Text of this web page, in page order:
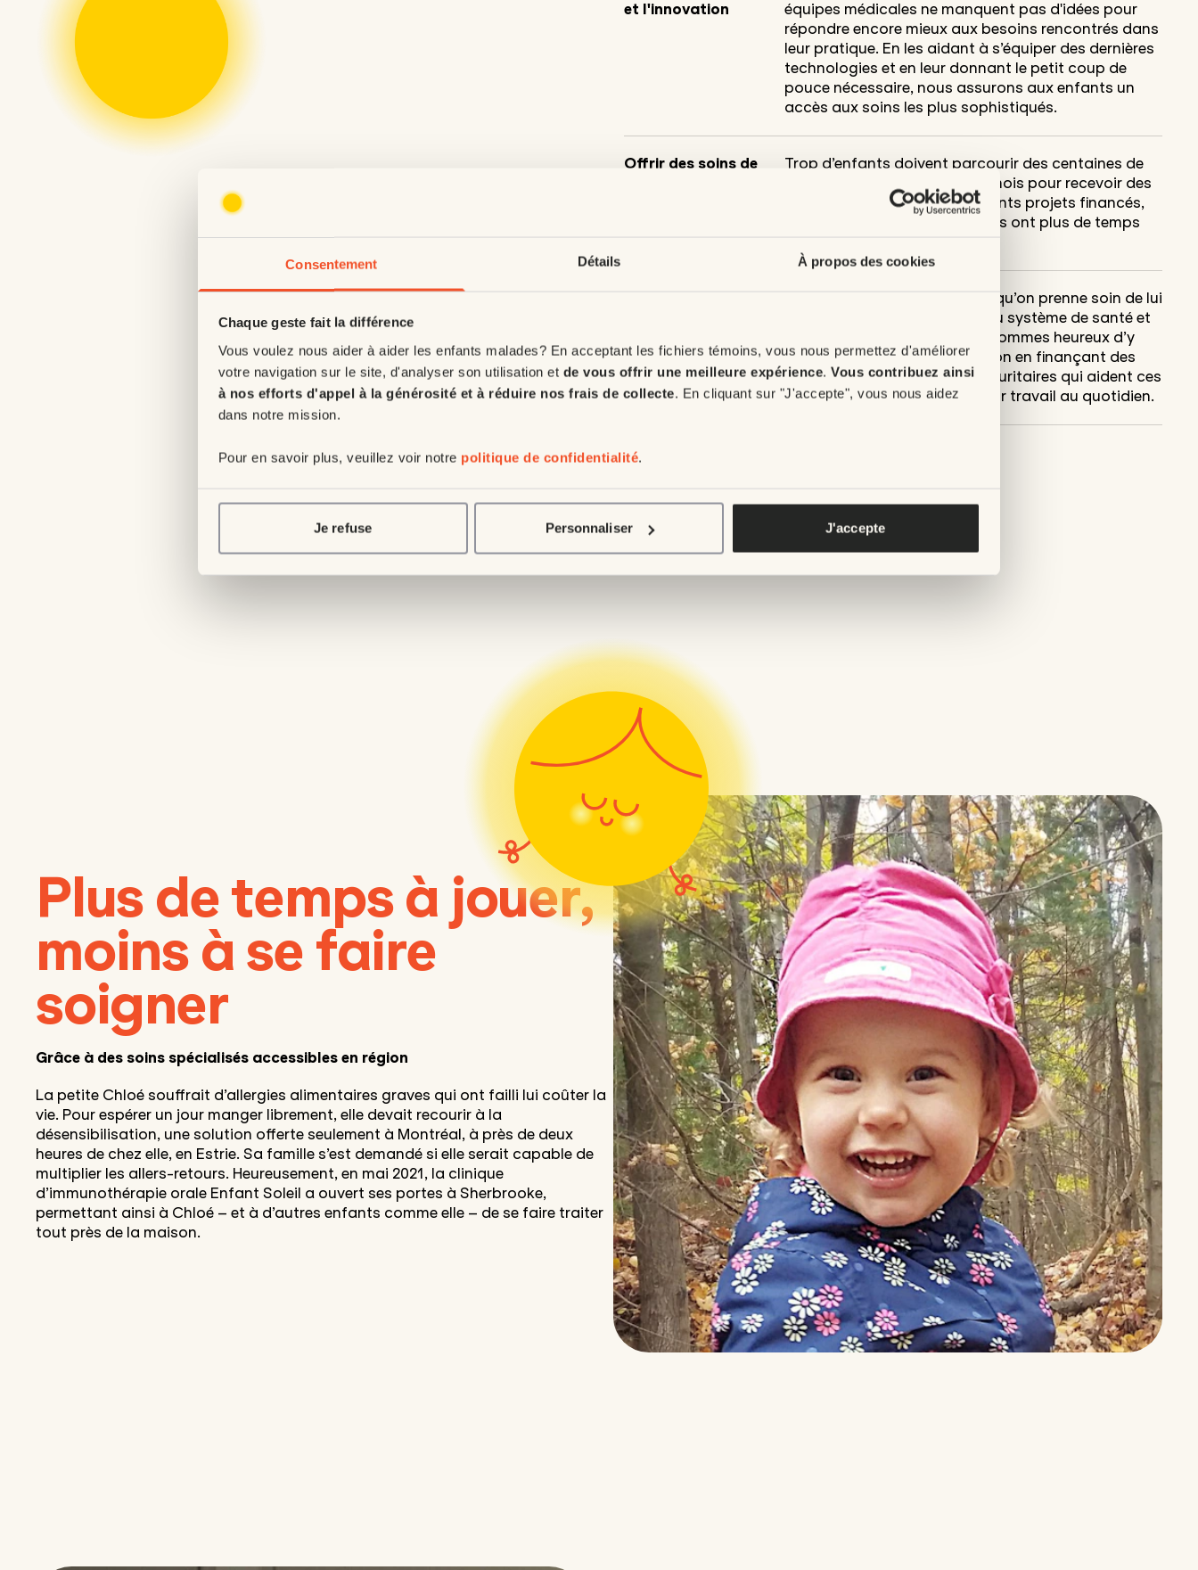
Consentement Détails À propos des cookies
Chaque geste fait la différence
Vous voulez nous aider à aider les enfants malades? En acceptant les fichiers témoins, vous nous permettez d'améliorer
votre navigation sur le site, d'analyser son utilisation et de vous offrir une meilleure expérience. Vous contribuez ainsi
à nos efforts d'appel à la générosité et à réduire nos frais de collecte. En cliquant sur "J'accepte", vous nous aidez
dans notre mission.
Pour en savoir plus, veuillez voir notre politique de confidentialité.
Je refuse Personnaliser J'accepte
et l'innovation
équipes médicales ne manquent pas d'idées pour
répondre encore mieux aux besoins rencontrés dans
leur pratique. En les aidant à s’équiper des dernières
technologies et en leur donnant le petit coup de
pouce nécessaire, nous assurons aux enfants un
accès aux soins les plus sophistiqués.
Offrir des soins de
Trop d’enfants doivent parcourir des centaines de
kilomètres plusieurs fois par mois pour recevoir des
traitements. Grâce aux différents projets financés,
leur quotidien est simplifié et ils ont plus de temps
Le personnel soignant mérite qu’on prenne soin de lui
: il est essentiel au bien-être du système de santé et
à celui de nos enfants. Nous sommes heureux d’y
contribuer d’une certaine façon en finançant des
équipements modernes et sécuritaires qui aident ces
professionnels et facilitent leur travail au quotidien.
Plus de temps à jouer,
moins à se faire
soigner
Grâce à des soins spécialisés accessibles en région
La petite Chloé souffrait d’allergies alimentaires graves qui ont failli lui coûter la
vie. Pour espérer un jour manger librement, elle devait recourir à la
désensibilisation, une solution offerte seulement à Montréal, à près de deux
heures de chez elle, en Estrie. Sa famille s’est demandé si elle serait capable de
multiplier les allers-retours. Heureusement, en mai 2021, la clinique
d’immunothérapie orale Enfant Soleil a ouvert ses portes à Sherbrooke,
permettant ainsi à Chloé – et à d’autres enfants comme elle – de se faire traiter
tout près de la maison.